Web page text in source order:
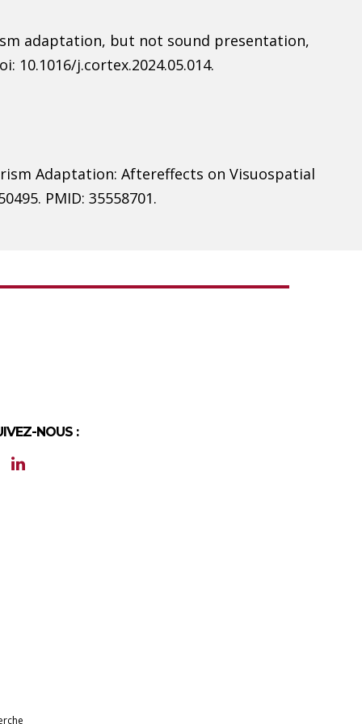
adaptation, but not sound presentation,
10.1016/j.cortex.2024.05.014.
Adaptation: Aftereffects on Visuospatial
PMID: 35558701.
NOUS :